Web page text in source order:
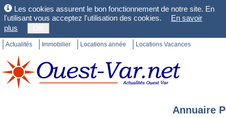
Les cookies assurent le bon fonctionnement de notre site. En
l'utilisant vous acceptez l'utilisation des cookies.
En savoir
plus
Actualités Immobilier Locations année Locations Vacances
Annuaire